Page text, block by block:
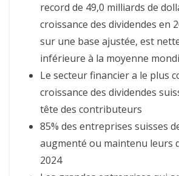
record de 49,0 milliards de
croissance des dividendes en
sur une base ajustée, est
inférieure à la moyenne
Le secteur financier a le plus
croissance des dividendes
tête des contributeurs
85% des entreprises suisses
augmenté ou maintenu leurs
2024